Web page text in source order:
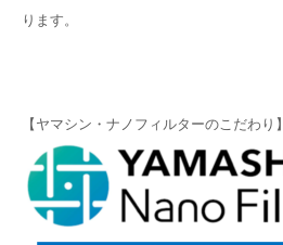
ります。
【ヤマシン・ナノフィルターのこだわり】